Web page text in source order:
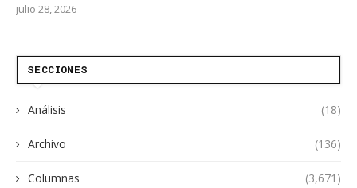
julio 28, 2026
SECCIONES
Análisis (18)
Archivo (136)
Columnas (3,671)